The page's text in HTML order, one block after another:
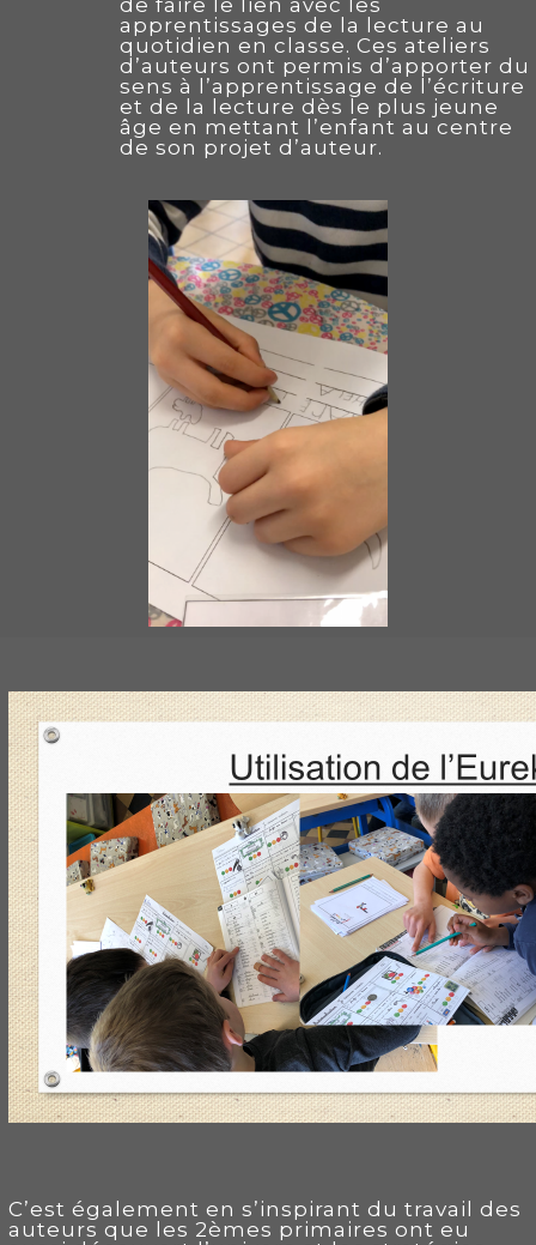
de faire le lien avec les
apprentissages de la lecture au
quotidien en classe. Ces ateliers
d’auteurs ont permis d’apporter du
sens à l’apprentissage de l’écriture
et de la lecture dès le plus jeune
âge en mettant l’enfant au centre
de son projet d’auteur.
C’est également en s’inspirant du travail des
auteurs que les 2èmes primaires ont eu